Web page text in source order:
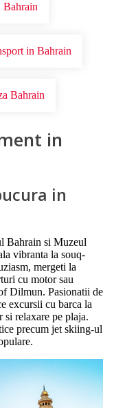
Bahrain
in Bahrain
Bahrain
in
in
Bahrain si Muzeul
vibranta la souq-
mergeti la
cu motor sau
Dilmun. Pasionatii de
excursii cu barca la
si relaxare pe plaja.
precum jet skiing-ul